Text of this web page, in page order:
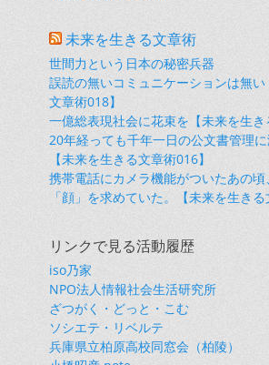
未来を生きる文章術
世間力という日本の秘密兵器
誤読の無いコミュニケーションは無
文章術018】
一億総表現社会に花束を【未来を生き
20年経っても千年一日の公文書管理
【未来を生きる文章術016】
携帯電話にカメラ機能がついたあの
「顔」を求めていた。【未来を生きる
リンクで見る活動履歴
iso乃家
NPO法人情報社会生活研究所
ざつがく・どっと・こむ
ソシエテ・リベルテ
兵庫県立柏原高校同窓会（柏陵）